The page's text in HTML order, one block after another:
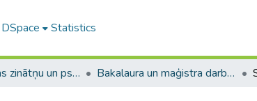
Statistics
A -- Izglītības zinātņu un psiholoģijas fakultāte / Faculty of Education Sciences and Psychology Bakalaura un maģistra darbi (PPMF) / Bachelor's and Master's theses